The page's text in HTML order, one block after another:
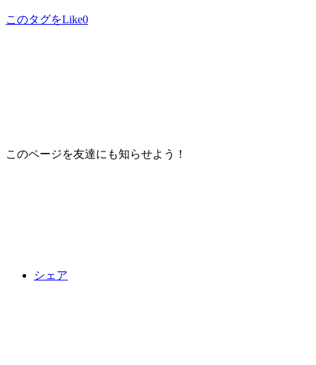
このタグをLike0
このページを友達にも知らせよう！
シェア